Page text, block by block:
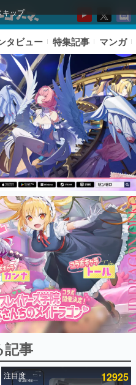
キップ
ンキング
ページビュー数万以上！ などな
た、電ファミ渾身の“殿堂入り”記
タビュー 特集記事 マンガ
事
注目度 12925